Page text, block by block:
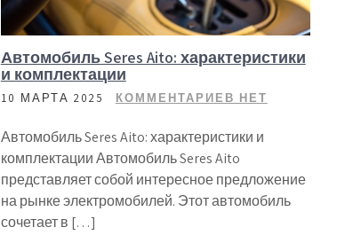
Автомобиль Seres Aito: характеристики
и комплектации
10 МАРТА 2025 КОММЕНТАРИЕВ НЕТ
Автомобиль Seres Aito: характеристики и
комплектации Автомобиль Seres Aito
представляет собой интересное предложение
на рынке электромобилей. Этот автомобиль
сочетает в […]